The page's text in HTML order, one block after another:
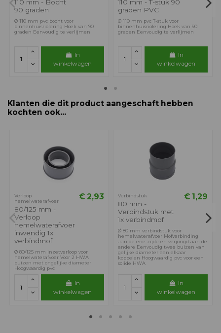
110 mm - Bocht
90 graden
Ø 110 mm pvc bocht voor
binnenhuisriolering Hoek van 90
graden Eenvoudig te verlijmen
In
winkelwagen
110 mm - T-stuk 90
graden PVC
Ø 110 mm pvc T-stuk voor
binnenhuisriolering Hoek van 90
graden Eenvoudig te verlijmen
In
winkelwagen
Klanten die dit product aangeschaft hebben
kochten ook...
Verloop
hemelwaterafvoer
80/125 mm -
Verloop
hemelwaterafvoer
inwendig 1x
verbindmof
€ 2,93
Ø 80/125 mm inzetverloop voor
hemelwaterafvoer Voor 2 HWA
buizen met ongelijke diameter
Hoogwaardig pvc
In
winkelwagen
Verbindstuk
80 mm -
Verbindstuk met
1x verbindmof
€ 1,29
Ø 80 mm verbindstuk voor
hemelwaterafvoer Mofverbinding
aan de ene zijde en verjongd aan de
andere Eenvoudig twee buizen van
gelijke diameter aan elkaar
koppelen Hoogwaardig pvc voor een
solide HWA
In
winkelwagen